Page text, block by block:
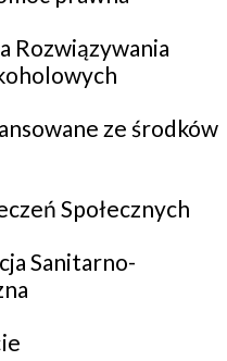
Rozwiązywania
ze środków
Społecznych
Sanitarno-